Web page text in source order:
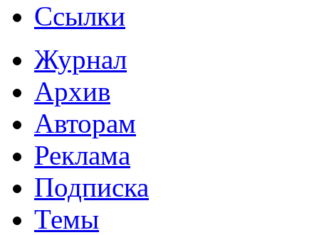
Ссылки
Журнал
Архив
Авторам
Реклама
Подписка
Темы